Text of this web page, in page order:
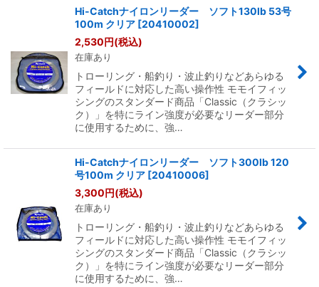
Hi-Catchナイロンリーダー ソフト130lb 53号
100m クリア [20410002]
2,530円(税込)
在庫あり
トローリング・船釣り・波止釣りなどあらゆる
フィールドに対応した高い操作性 モモイフィッ
シングのスタンダード商品「Classic（クラシッ
ク）」を特にライン強度が必要なリーダー部分
に使用するために、強…
Hi-Catchナイロンリーダー ソフト300lb 120
号100m クリア [20410006]
3,300円(税込)
在庫あり
トローリング・船釣り・波止釣りなどあらゆる
フィールドに対応した高い操作性 モモイフィッ
シングのスタンダード商品「Classic（クラシッ
ク）」を特にライン強度が必要なリーダー部分
に使用するために、強…